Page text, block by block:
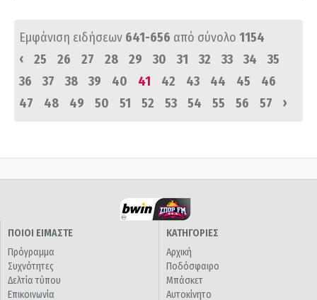
Εμφάνιση ειδήσεων 641-656 από σύνολο 1154
‹
25 26 27 28 29 30 31 32 33 34
35
36
37 38 39 40 41 42 43 44 45
46
47
48 49 50 51 52 53 54 55 56 57 ›
ΠΟΙΟΙ ΕΙΜΑΣΤΕ
Πρόγραμμα
Συχνότητες
Δελτία τύπου
Επικοινωνία
ΚΑΤΗΓΟΡΙΕΣ
Αρχική
Ποδόσφαιρο
Μπάσκετ
Αυτοκίνητο